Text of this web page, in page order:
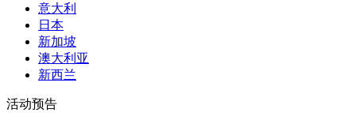
意大利
日本
新加坡
澳大利亚
新西兰
活动预告